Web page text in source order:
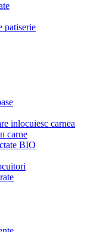
patiserie
inlocuiesc carnea
carne
BIO